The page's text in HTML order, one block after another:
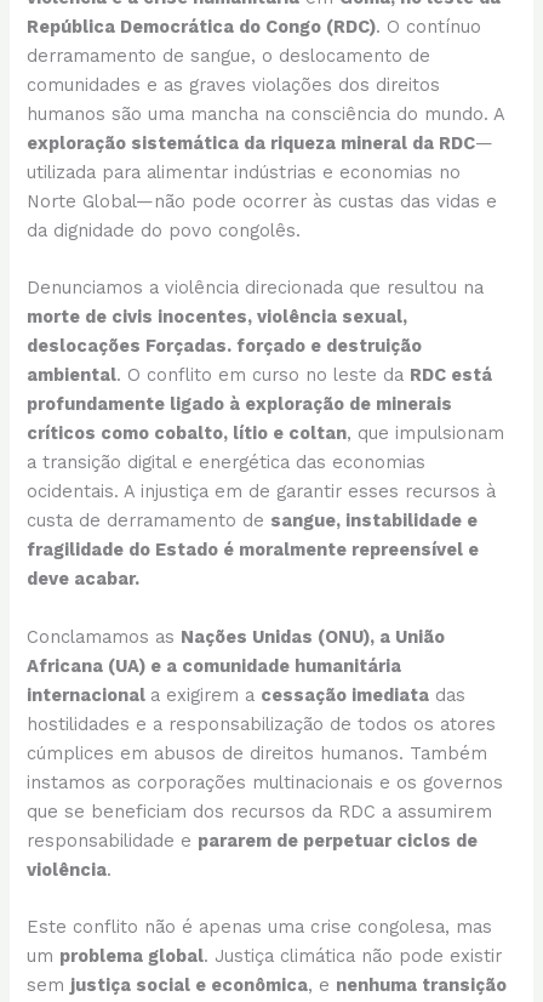
República Democrática do Congo (RDC). O contínuo
derramamento de sangue, o deslocamento de
comunidades e as graves violações dos direitos
humanos são uma mancha na consciência do mundo. A
exploração sistemática da riqueza mineral da RDC—
utilizada para alimentar indústrias e economias no
Norte Global—não pode ocorrer às custas das vidas e
da dignidade do povo congolês.
Denunciamos a violência direcionada que resultou na
morte de civis inocentes, violência sexual,
deslocações Forçadas. forçado e destruição
ambiental. O conflito em curso no leste da RDC está
profundamente ligado à exploração de minerais
críticos como cobalto, lítio e coltan, que impulsionam
a transição digital e energética das economias
ocidentais. A injustiça em de garantir esses recursos à
custa de derramamento de sangue, instabilidade e
fragilidade do Estado é moralmente repreensível e
deve acabar.
Conclamamos as Nações Unidas (ONU), a União
Africana (UA) e a comunidade humanitária
internacional a exigirem a cessação imediata das
hostilidades e a responsabilização de todos os atores
cúmplices em abusos de direitos humanos. Também
instamos as corporações multinacionais e os governos
que se beneficiam dos recursos da RDC a assumirem
responsabilidade e pararem de perpetuar ciclos de
violência.
Este conflito não é apenas uma crise congolesa, mas
um problema global. Justiça climática não pode existir
sem justiça social e econômica, e nenhuma transição